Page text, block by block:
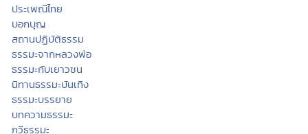
ประเพณีไทย
บอกบุญ
สถานปฏิบัติธรรม
ธรรมะจากหลวงพ่อ
ธรรมะกับเยาวชน
นิทานธรรมะบันเทิง
ธรรมะบรรยาย
บทความธรรมะ
กวีธรรมะ